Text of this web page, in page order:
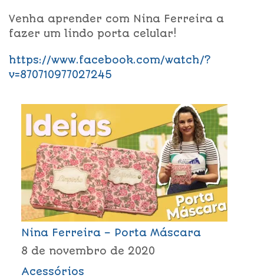
Venha aprender com Nina Ferreira a
fazer um lindo porta celular!
https://www.facebook.com/watch/?
v=870710977027245
Nina Ferreira – Porta Máscara
8 de novembro de 2020
Acessórios